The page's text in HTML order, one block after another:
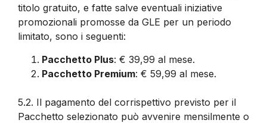
titolo gratuito, e fatte salve eventuali iniziative
promozionali promosse da GLE per un periodo
limitato, sono i seguenti:
Pacchetto Plus: € 39,99 al mese.
Pacchetto Premium: € 59,99 al mese.
5.2. Il pagamento del corrispettivo previsto per il
Pacchetto selezionato può avvenire mensilmente o